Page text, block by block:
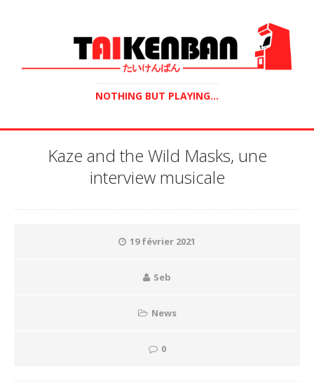
NOTHING BUT PLAYING...
Kaze and the Wild Masks, une
interview musicale
19 février 2021
Seb
News
0